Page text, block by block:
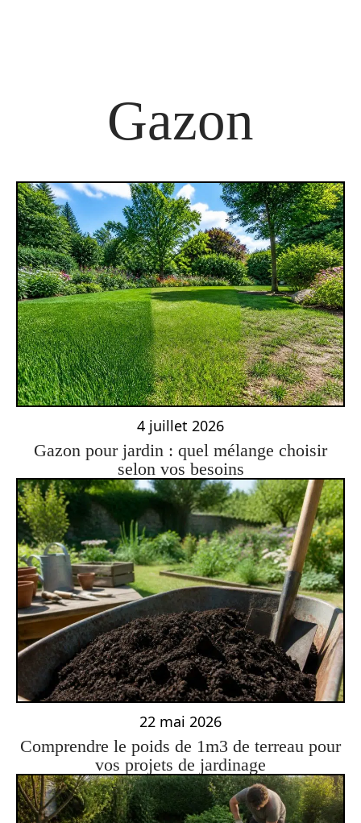
Gazon
4 juillet 2026
Gazon pour jardin : quel mélange choisir
selon vos besoins
22 mai 2026
Comprendre le poids de 1m3 de terreau pour
vos projets de jardinage